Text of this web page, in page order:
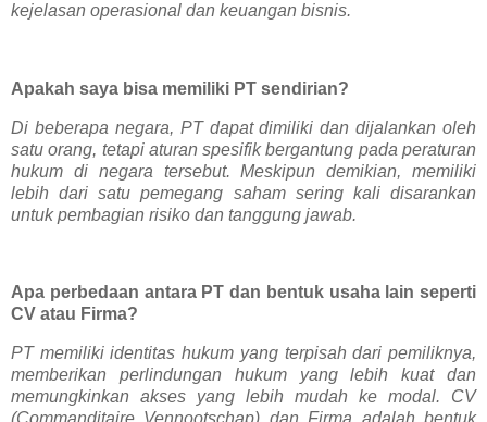
kejelasan operasional dan keuangan bisnis.
Apakah saya bisa memiliki PT sendirian?
Di beberapa negara, PT dapat dimiliki dan dijalankan oleh
satu orang, tetapi aturan spesifik bergantung pada peraturan
hukum di negara tersebut. Meskipun demikian, memiliki
lebih dari satu pemegang saham sering kali disarankan
untuk pembagian risiko dan tanggung jawab.
Apa perbedaan antara PT dan bentuk usaha lain seperti
CV atau Firma?
PT memiliki identitas hukum yang terpisah dari pemiliknya,
memberikan perlindungan hukum yang lebih kuat dan
memungkinkan akses yang lebih mudah ke modal. CV